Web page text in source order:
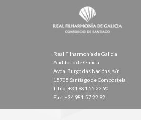
Real Filharmonía de Galicia
Auditorio de Galicia
Avda. Burgo das Nacións, s/n
15705 Santiago de Compostela
Tlfno: +34 981 55 22 90
Fax: +34 981 57 22 92